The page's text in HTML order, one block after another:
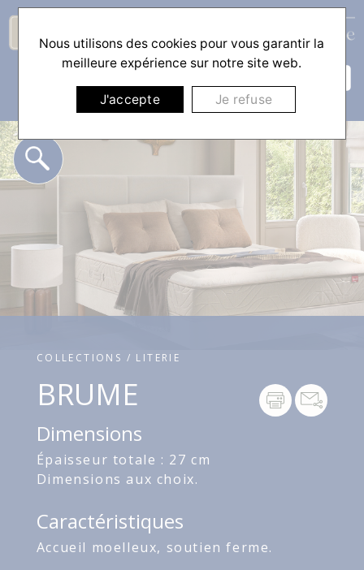
☰
COLLECTIONS / LITERIE
BRUME
Dimensions
Épaisseur totale : 27 cm
Dimensions aux choix.
Caractéristiques
Accueil moelleux, soutien ferme.
Nous utilisons des cookies pour vous garantir la
meilleure expérience sur notre site web.
J'accepte Je refuse